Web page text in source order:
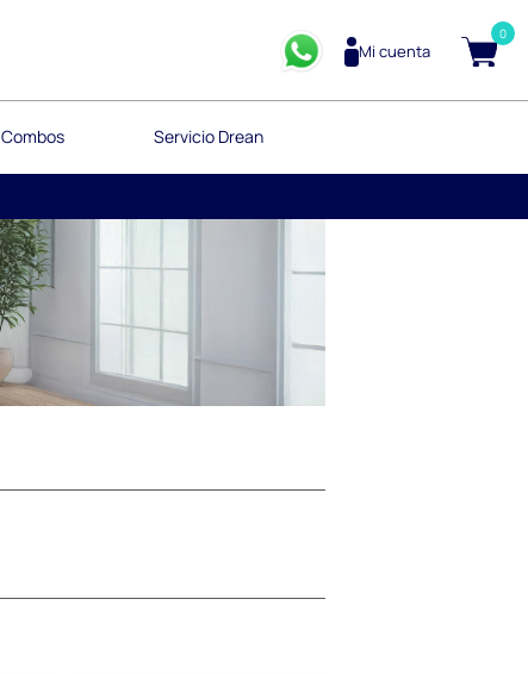
Mi cuenta
0
Combos Servicio Drean